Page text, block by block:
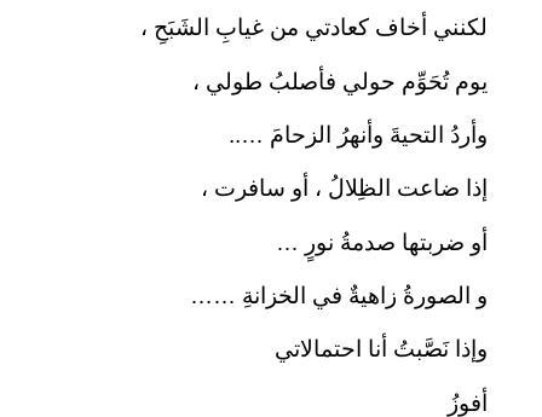
لكنني أخاف كعادتي من غيابِ الشَبَحِ ،
يوم تُحَوِّم حولي فأصلبُ طولي ،
وأردُ التحيةَ وأنهرُ الزحامَ …..
إذا ضاعت الظِلالُ ، أو سافرت ،
أو ضربتها صدمةُ نورٍ …
و الصورةُ زاهيةٌ في الخزانةِ ……
وإذا نَصَّبتُ أنا احتمالاتي
أفوزُ